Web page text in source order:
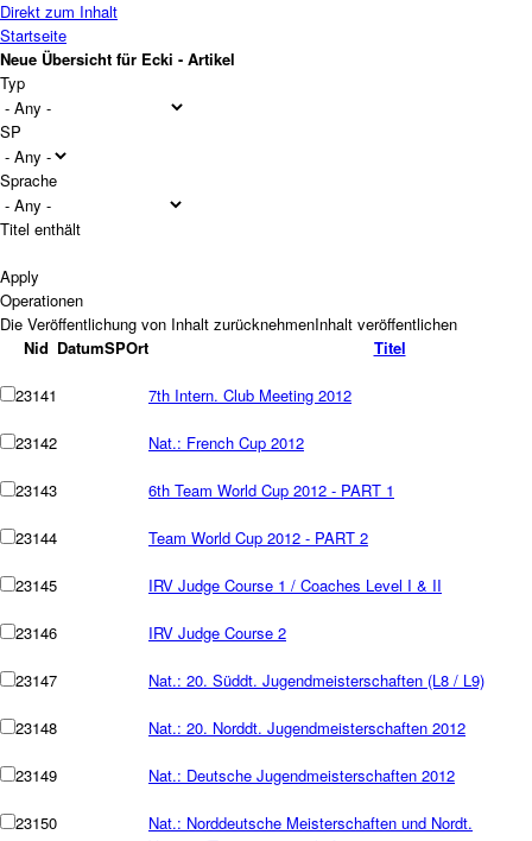
Direkt zum Inhalt
Startseite
Neue Übersicht für Ecki - Artikel
Typ
SP
Sprache
Titel enthält
Operationen
Nid DatumSPOrt Titel
23141 7th Intern. Club Meeting 2012
23142 Nat.: French Cup 2012
23143 6th Team World Cup 2012 - PART 1
23144 Team World Cup 2012 - PART 2
23145 IRV Judge Course 1 / Coaches Level I & II
23146 IRV Judge Course 2
23147 Nat.: 20. Süddt. Jugendmeisterschaften (L8 / L9)
23148 Nat.: 20. Norddt. Jugendmeisterschaften 2012
23149 Nat.: Deutsche Jugendmeisterschaften 2012
23150
Nat.: Norddeutsche Meisterschaften und Nordt.